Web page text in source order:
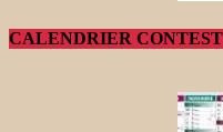
CALENDRIER CONTEST